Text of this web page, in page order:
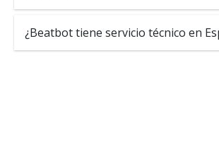
¿Beatbot tiene servicio técnico en